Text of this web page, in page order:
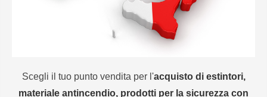
Scegli il tuo punto vendita per l'acquisto di estintori,
materiale antincendio, prodotti per la sicurezza con